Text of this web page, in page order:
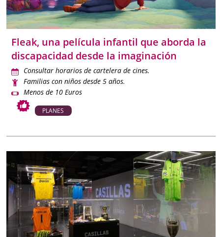
desconexión cunado estás sin peques.
Con estaAgenda de planes de Madridtendrás siempre a
mano las mejores actividades para disfrutar con niños, en
familia o en pareja con contenidos objetivos, actualizados y
verificados para que organizar tu tiempo libre sea más fácil
que nunca.
Fleak, una película infantil que aborda la
discapacidad desde la imaginación
Consultar horarios de cartelera de cines.
Familias con niños desde 5 años.
Menos de 10 Euros
PLANES